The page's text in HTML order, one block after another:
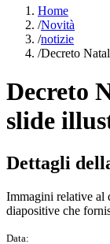
Home
/Novità
/notizie
/Decreto
Decreto
slide
Dettagli
Immagini relative al
diapositive che
Data: